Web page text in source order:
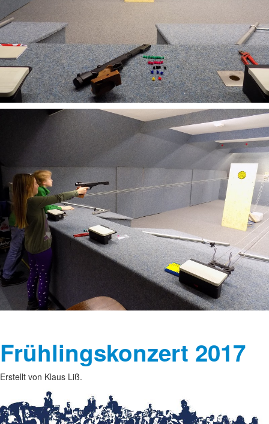
Frühlingskonzert 2017
Erstellt von Klaus Liß.